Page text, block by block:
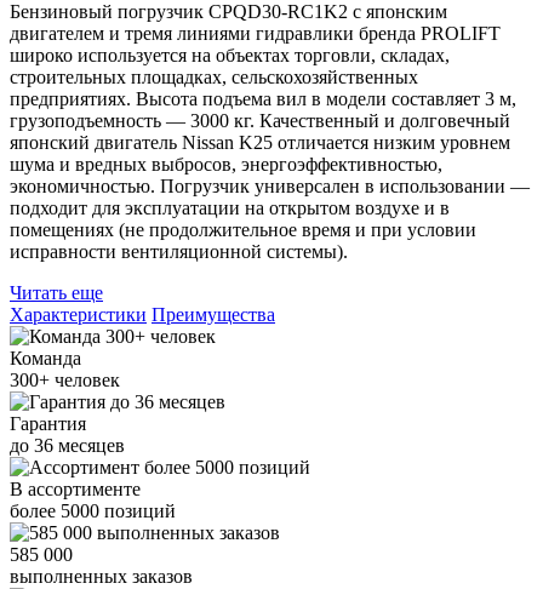
Бензиновый погрузчик CPQD30-RC1K2 с японским
двигателем и тремя линиями гидравлики бренда PROLIFT
широко используется на объектах торговли, складах,
строительных площадках, сельскохозяйственных
предприятиях. Высота подъема вил в модели составляет 3 м,
грузоподъемность — 3000 кг. Качественный и долговечный
японский двигатель Nissan K25 отличается низким уровнем
шума и вредных выбросов, энергоэффективностью,
экономичностью. Погрузчик универсален в использовании —
подходит для эксплуатации на открытом воздухе и в
помещениях (не продолжительное время и при условии
исправности вентиляционной системы).
Читать еще
Характеристики Преимущества
Команда
300+ человек
Гарантия
до 36 месяцев
В ассортименте
более 5000 позиций
585 000
выполненных заказов